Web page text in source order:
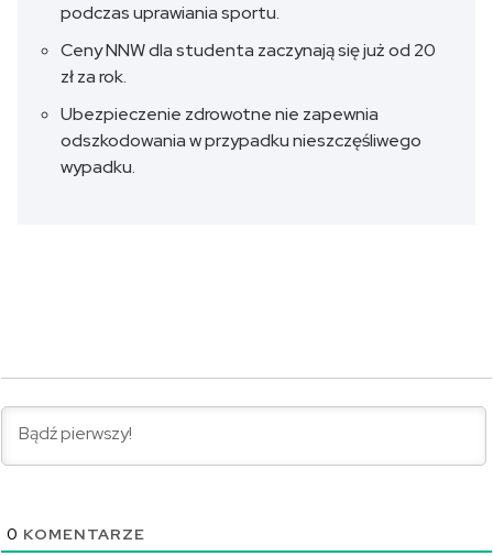
podczas uprawiania sportu.
Ceny NNW dla studenta zaczynają się już od 20
zł za rok.
Ubezpieczenie zdrowotne nie zapewnia
odszkodowania w przypadku nieszczęśliwego
wypadku.
0 KOMENTARZE